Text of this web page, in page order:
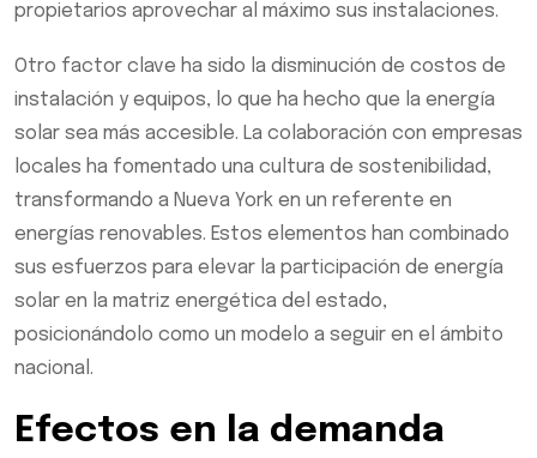
propietarios aprovechar al máximo sus instalaciones.
Otro factor clave ha sido la disminución de costos de
instalación y equipos, lo que ha hecho que la energía
solar sea más accesible. La colaboración con empresas
locales ha fomentado una cultura de sostenibilidad,
transformando a Nueva York en un referente en
energías renovables. Estos elementos han combinado
sus esfuerzos para elevar la participación de energía
solar en la matriz energética del estado,
posicionándolo como un modelo a seguir en el ámbito
nacional.
Efectos en la demanda